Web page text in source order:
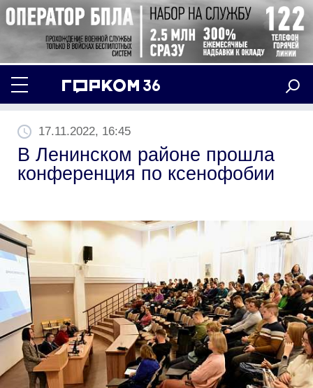
17.11.2022, 16:45
В Ленинском районе прошла
конференция по ксенофобии